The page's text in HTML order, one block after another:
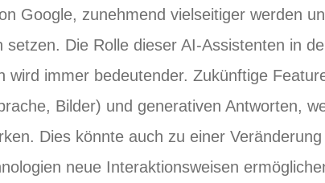
Google, zunehmend vielseitiger werden
Die Rolle dieser AI-Assistenten in
wird immer bedeutender. Zukünftige
Bilder) und generativen Antworten,
Dies könnte auch zu einer
neue Interaktionsweisen